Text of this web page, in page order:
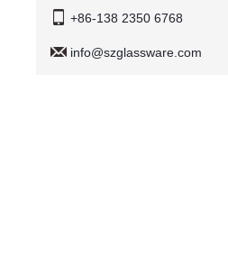
+86-138 2350 6768
info@szglassware.com